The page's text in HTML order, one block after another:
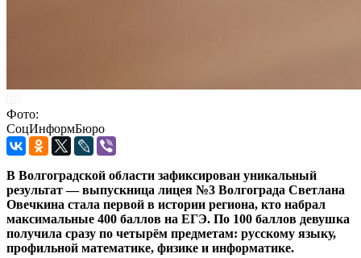
Фото:
СоцИнформБюро
В Волгоградской области зафиксирован уникальный
результат — выпускница лицея №3 Волгограда Светлана
Овечкина стала первой в истории региона, кто набрал
максимальные 400 баллов на ЕГЭ. По 100 баллов девушка
получила сразу по четырём предметам: русскому языку,
профильной математике, физике и информатике.